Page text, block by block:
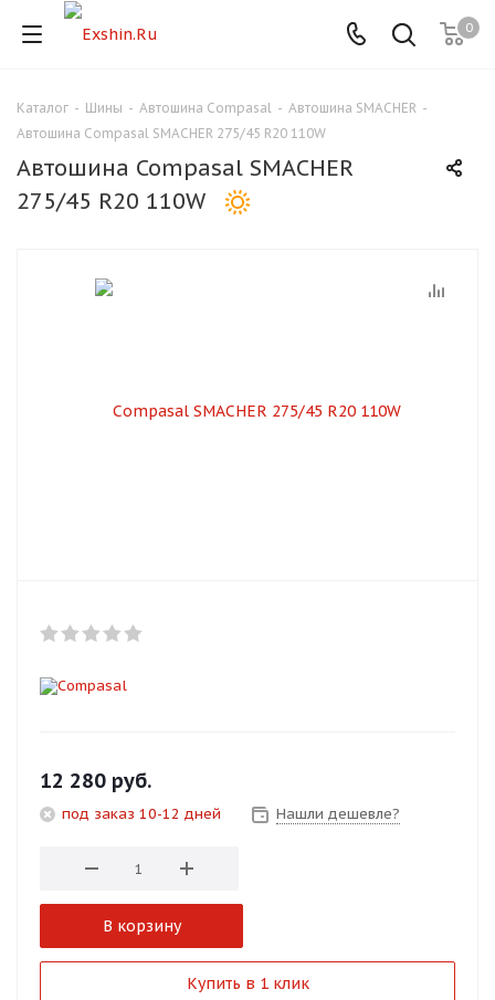
0
Каталог - Шины - Автошина Compasal - Автошина SMACHER -
Автошина Compasal SMACHER 275/45 R20 110W
Автошина Compasal SMACHER
275/45 R20 110W
12 280 руб.
под заказ 10-12 дней Нашли дешевле?
В корзину
Купить в 1 клик
Для клиентов всех банков
Разбейте
оплату на части
Оплачивайте сегодня только
Оставшиеся 75
% будут
% каждые 2 недели